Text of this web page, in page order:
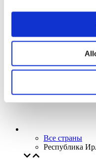
Наше
Применить
Все страны
Республика